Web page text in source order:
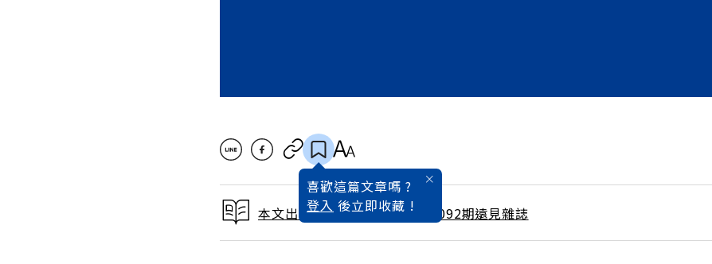
喜歡這篇文章嗎 ?
登入 後立即收藏 !
本文出自 1994 / 2月號雜誌 第092期遠見雜誌